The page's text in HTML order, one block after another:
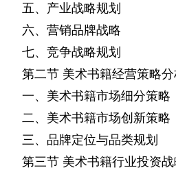
五、产业战略规划
六、营销品牌战略
七、竞争战略规划
第二节 美术书籍经营策略
一、美术书籍市场细分策略
二、美术书籍市场创新策略
三、品牌定位与品类规划
第三节 美术书籍行业投资